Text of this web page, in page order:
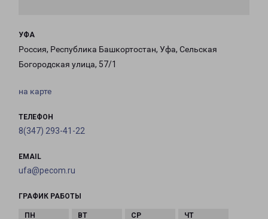
УФА
Россия, Республика Башкортостан, Уфа, Сельская
Богородская улица, 57/1
на карте
ТЕЛЕФОН
8(347) 293-41-22
EMAIL
ufa@pecom.ru
ГРАФИК РАБОТЫ